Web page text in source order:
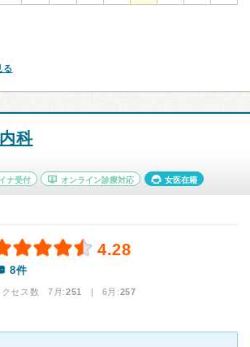
る
科
ナ受付 オンライン診療対応 女医在籍
4.28
8件
クセス数 7月:251 | 6月:257